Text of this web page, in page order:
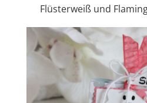
Flüsterweiß und